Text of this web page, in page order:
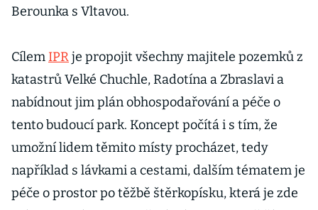
Berounka s Vltavou.
Cílem IPRje propojit všechny majitele pozemků z
katastrů Velké Chuchle, Radotína a Zbraslavi a
nabídnout jim plán obhospodařování a péče o
tento budoucí park. Koncept počítá i s tím, že
umožní lidem těmito místy procházet, tedy
například s lávkami a cestami, dalším tématem je
péče o prostor po těžbě štěrkopísku, která je zde